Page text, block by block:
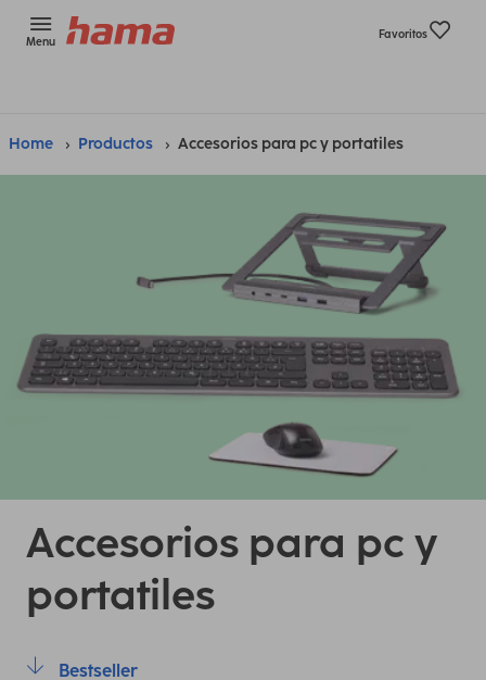
Menu
Favoritos
Home Productos Accesorios para pc y portatiles
Accesorios para pc y
portatiles
Bestseller